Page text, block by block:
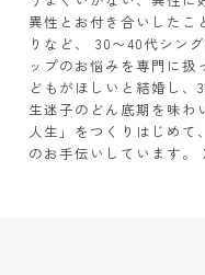
異性とお付き合いしたこ
りなど、 30〜40代シン
ップのお悩みを専門に
どもがほしいと結婚し、
生迷子のどん底期を味わ
人生」をつくりはじめ
のお手伝いしています。